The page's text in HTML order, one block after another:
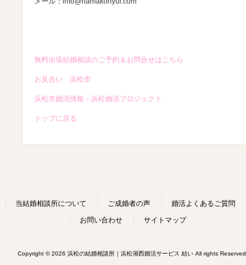
無料出張結婚相談のご予約＆お問合せはこちら
お見合い 浜松市
浜松市婚活情報－浜松婚活プロジェクト
トップに戻る
当結婚相談所について ご成婚者の声 婚活よくあるご質問
お問い合わせ
サイトマップ
Copyright © 2026 浜松の結婚相談所｜浜松湖西婚活サービス 結い All rights Reserved.